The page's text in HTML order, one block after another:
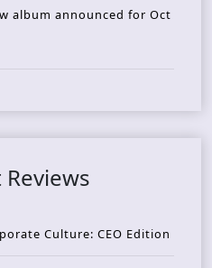
album announced for Oct
Reviews
Culture: CEO Edition